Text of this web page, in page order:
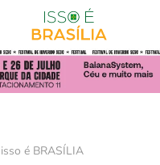
isso é BRASÍLIA